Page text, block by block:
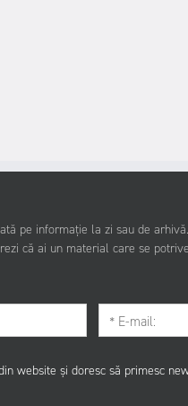
pe informație la zi sau de
că ai un material care se
website și doresc să primesc